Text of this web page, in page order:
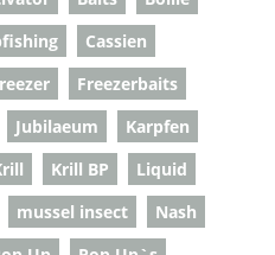
Cassien
Freezerbaits
Jubilaeum
Karpfen
Krill BP
Liquid
mussel insect
Nash